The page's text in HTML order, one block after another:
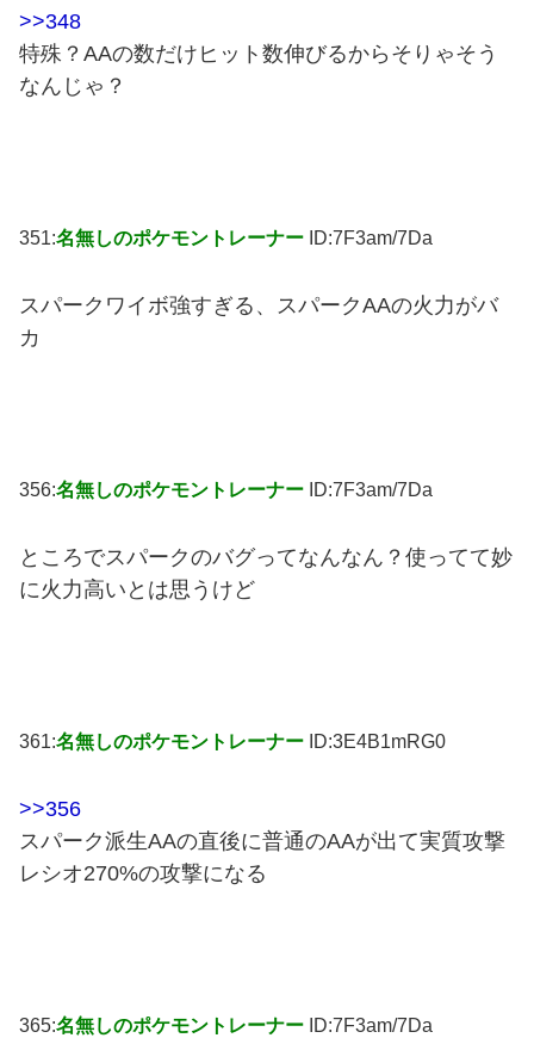
>>348
特殊？AAの数だけヒット数伸びるからそりゃそう
なんじゃ？
351:名無しのポケモントレーナー ID:7F3am/7Da
スパークワイボ強すぎる、スパークAAの火力がバ
カ
356:名無しのポケモントレーナー ID:7F3am/7Da
ところでスパークのバグってなんなん？使ってて妙
に火力高いとは思うけど
361:名無しのポケモントレーナー ID:3E4B1mRG0
>>356
スパーク派生AAの直後に普通のAAが出て実質攻撃
レシオ270%の攻撃になる
365:名無しのポケモントレーナー ID:7F3am/7Da